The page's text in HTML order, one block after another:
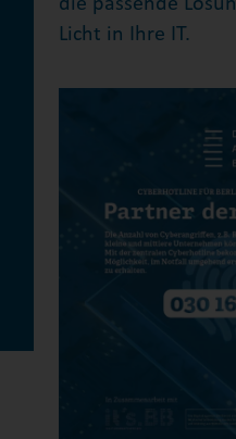
die passende
Licht in Ihre IT.